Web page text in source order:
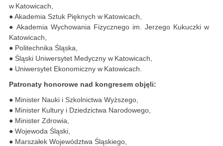
w Katowicach,
● Akademia Sztuk Pięknych w Katowicach,
● Akademia Wychowania Fizycznego im. Jerzego Kukuczki w
Katowicach,
● Politechnika Śląska,
● Śląski Uniwersytet Medyczny w Katowicach,
● Uniwersytet Ekonomiczny w Katowicach.
Patronaty honorowe nad kongresem objęli:
● Minister Nauki i Szkolnictwa Wyższego,
● Minister Kultury i Dziedzictwa Narodowego,
● Minister Zdrowia,
● Wojewoda Śląski,
● Marszałek Województwa Śląskiego,